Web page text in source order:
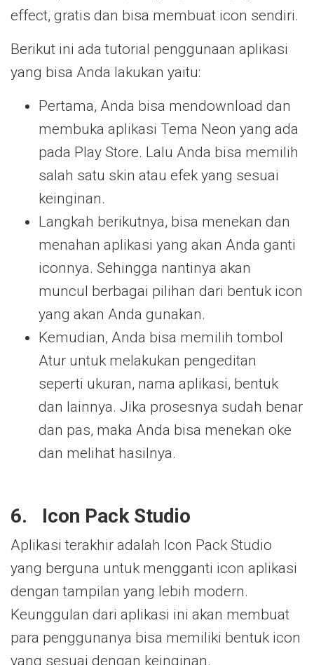
effect, gratis dan bisa membuat icon sendiri.
Berikut ini ada tutorial penggunaan aplikasi
yang bisa Anda lakukan yaitu:
Pertama, Anda bisa mendownload dan
membuka aplikasi Tema Neon yang ada
pada Play Store. Lalu Anda bisa memilih
salah satu skin atau efek yang sesuai
keinginan.
Langkah berikutnya, bisa menekan dan
menahan aplikasi yang akan Anda ganti
iconnya. Sehingga nantinya akan
muncul berbagai pilihan dari bentuk icon
yang akan Anda gunakan.
Kemudian, Anda bisa memilih tombol
Atur untuk melakukan pengeditan
seperti ukuran, nama aplikasi, bentuk
dan lainnya. Jika prosesnya sudah benar
dan pas, maka Anda bisa menekan oke
dan melihat hasilnya.
6. Icon Pack Studio
Aplikasi terakhir adalah Icon Pack Studio
yang berguna untuk mengganti icon aplikasi
dengan tampilan yang lebih modern.
Keunggulan dari aplikasi ini akan membuat
para penggunanya bisa memiliki bentuk icon
yang sesuai dengan keinginan.